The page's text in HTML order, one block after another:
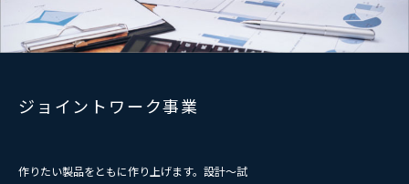
ジョイントワーク事業
作りたい製品をともに作り上げます。設計～試